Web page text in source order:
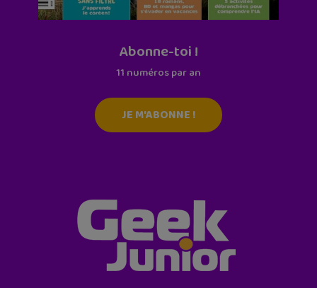
Abonne-toi !
11 numéros par an
JE M'ABONNE !